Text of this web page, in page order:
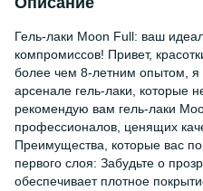
Гель-лаки Moon Full: ваш
компромиссов! Привет,
более чем 8-летним опытом, я
арсенале гель-лаки, которые
рекомендую вам гель-лаки
профессионалов, ценящих
Преимущества, которые вас
первого слоя: Забудьте о
обеспечивает плотное